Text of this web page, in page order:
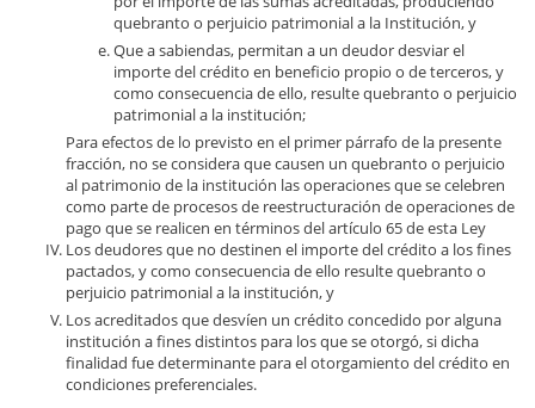
quebranto o perjuicio patrimonial a la Institución, y
Que a sabiendas, permitan a un deudor desviar el
importe del crédito en beneficio propio o de terceros, y
como consecuencia de ello, resulte quebranto o perjuicio
patrimonial a la institución;
Para efectos de lo previsto en el primer párrafo de la presente
fracción, no se considera que causen un quebranto o perjuicio
al patrimonio de la institución las operaciones que se celebren
como parte de procesos de reestructuración de operaciones de
pago que se realicen en términos del artículo 65 de esta Ley
Los deudores que no destinen el importe del crédito a los fines
pactados, y como consecuencia de ello resulte quebranto o
perjuicio patrimonial a la institución, y
Los acreditados que desvíen un crédito concedido por alguna
institución a fines distintos para los que se otorgó, si dicha
finalidad fue determinante para el otorgamiento del crédito en
condiciones preferenciales.